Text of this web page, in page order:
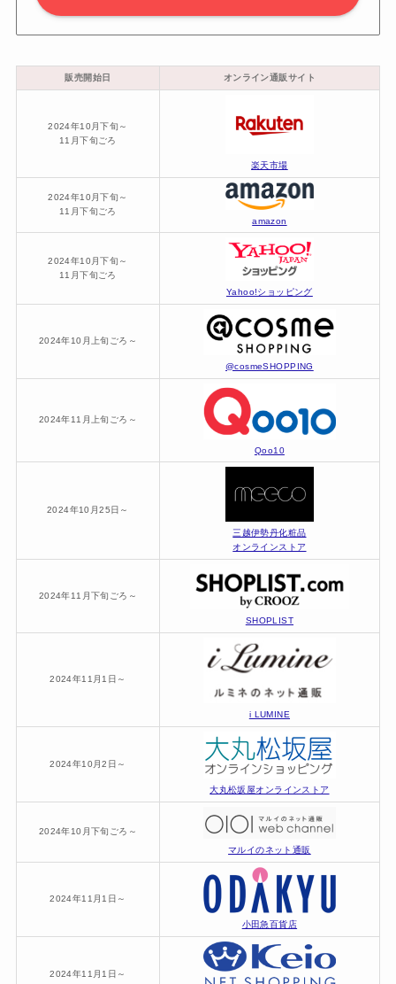
販売開始日 オンライン通販サイト
2024年10月下旬～
11月下旬ごろ
楽天市場
2024年10月下旬～
11月下旬ごろ
amazon
2024年10月下旬～
11月下旬ごろ
Yahoo!ショッピング
2024年10月上旬ごろ～
@cosmeSHOPPING
2024年11月上旬ごろ～
Qoo10
2024年10月25日～
三越伊勢丹化粧品
オンラインストア
2024年11月下旬ごろ～
SHOPLIST
2024年11月1日～
i LUMINE
2024年10月2日～
大丸松坂屋オンラインストア
2024年10月下旬ごろ～
マルイのネット通販
2024年11月1日～
小田急百貨店
2024年11月1日～